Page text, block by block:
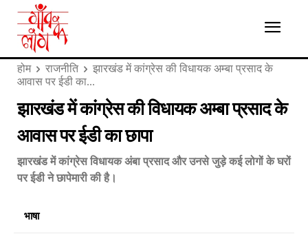
होम राजनीति
झारखंड में कांग्रेस की विधायक अम्बा प्रसाद के
आवास पर ईडी का...
झारखंड में कांग्रेस की विधायक अम्बा प्रसाद के
आवास पर ईडी का छापा
झारखंड में कांग्रेस विधायक अंबा प्रसाद और उनसे जुड़े कई लोगों के घरों
पर ईडी ने छापेमारी की है।
भाषा